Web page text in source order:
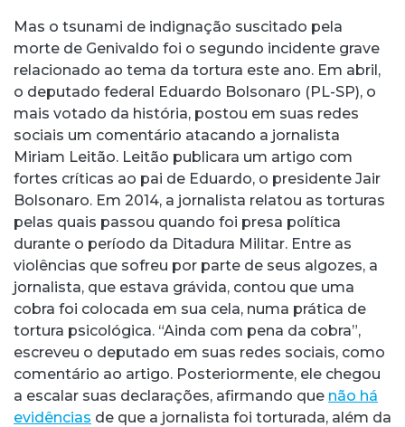
Mas o tsunami de indignação suscitado pela
morte de Genivaldo foi o segundo incidente grave
relacionado ao tema da tortura este ano. Em abril,
o deputado federal Eduardo Bolsonaro (PL-SP), o
mais votado da história, postou em suas redes
sociais um comentário atacando a jornalista
Miriam Leitão. Leitão publicara um artigo com
fortes críticas ao pai de Eduardo, o presidente Jair
Bolsonaro. Em 2014, a jornalista relatou as torturas
pelas quais passou quando foi presa política
durante o período da Ditadura Militar. Entre as
violências que sofreu por parte de seus algozes, a
jornalista, que estava grávida, contou que uma
cobra foi colocada em sua cela, numa prática de
tortura psicológica. “Ainda com pena da cobra”,
escreveu o deputado em suas redes sociais, como
comentário ao artigo. Posteriormente, ele chegou
a escalar suas declarações, afirmando que não há
evidências de que a jornalista foi torturada, além da